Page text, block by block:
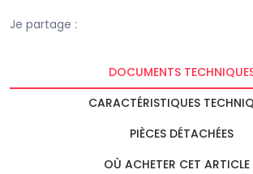
Je partage :
DOCUMENTS
CARACTÉRISTIQUES
PIÈCES DÉTACHÉES
OÙ ACHETER CET ARTICLE